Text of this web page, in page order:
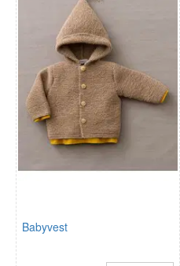
Babyvest